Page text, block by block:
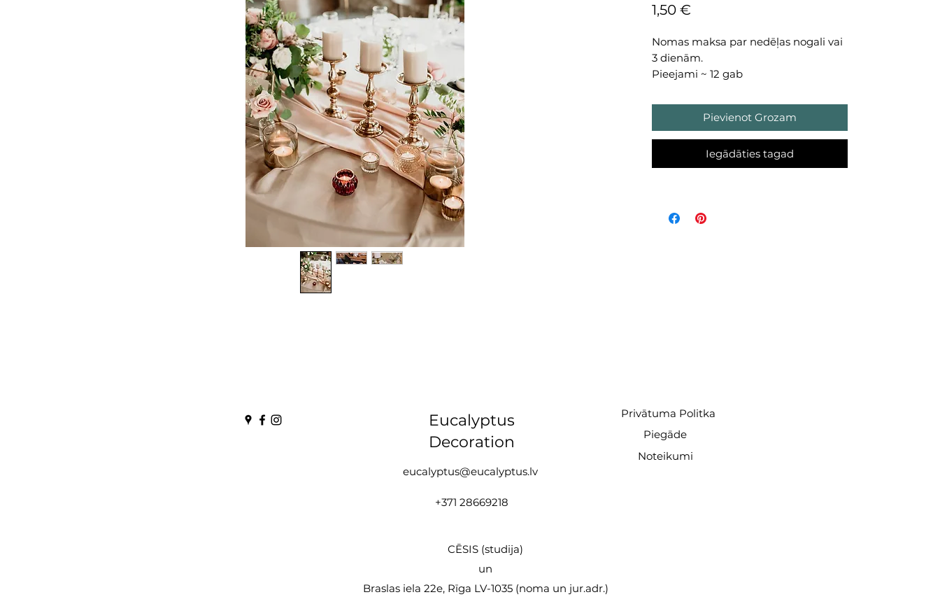
1,50 €
Nomas maksa par nedēļas nogali vai
3 dienām.
Pieejami ~ 12 gab
eucalyptus@eucalyptus.lv par
datuma pieejamību.
Pievienot Grozam
Iegādāties tagad
Eucalyptus
Decoration
eucalyptus@eucalyptus.lv
Privātuma Politka
Piegāde
Noteikumi
+371 28669218
CĒSIS (studija)
un
Braslas iela 22e, Rīga LV-1035 (noma un jur.adr.)